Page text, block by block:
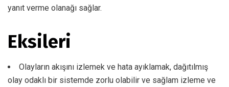
yanıt verme olanağı sağlar.
Eksileri
Olayların akışını izlemek ve hata ayıklamak, dağıtılmış
olay odaklı bir sistemde zorlu olabilir ve sağlam izleme ve